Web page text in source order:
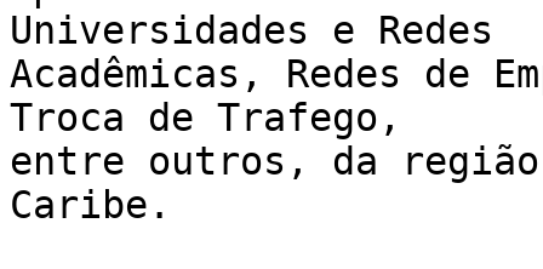
Universidades e Redes
Acadêmicas, Redes de
Troca de Trafego,
entre outros, da
Caribe.